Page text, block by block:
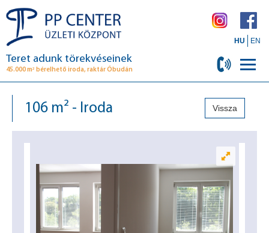
Teret adunk törekvéseinek
45.000 m2 bérelhető iroda, raktár Óbudán
HU EN
106 m² - Iroda Vissza